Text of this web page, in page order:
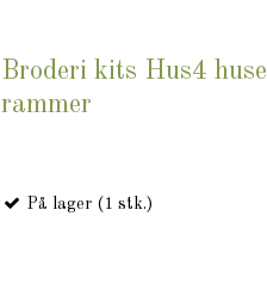
Broderi kits Hus4
rammer
På lager (1 stk.)